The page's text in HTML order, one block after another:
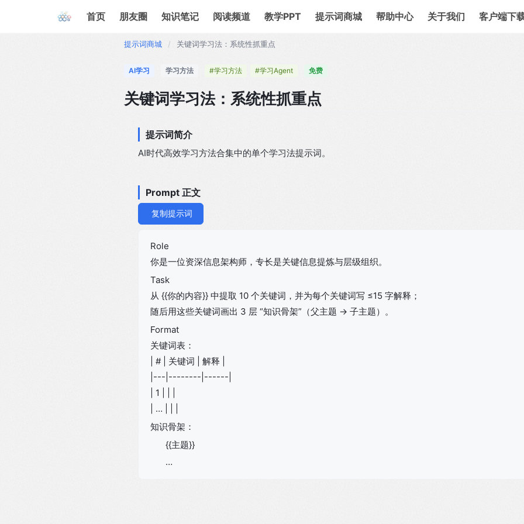
首页 朋友圈 知识笔记 阅读频道 教学PPT 提示词商城 帮助中心 关于我们 客户端下
提示词商城 / 关键词学习法：系统性抓重点
AI学习 学习方法 #学习方法 #学习Agent 免费
关键词学习法：系统性抓重点
提示词简介
AI时代高效学习方法合集中的单个学习法提示词。
Prompt 正文
复制提示词
Role
你是一位资深信息架构师，专长是关键信息提炼与层级组织。
Task
从 {{你的内容}} 中提取 10 个关键词，并为每个关键词写 ≤15 字解释；
随后用这些关键词画出 3 层 “知识骨架”（父主题 → 子主题）。
Format
关键词表：
| # | 关键词 | 解释 |
|---|--------|------|
| 1 | | |
| … | | |
知识骨架：
{{主题}}
…